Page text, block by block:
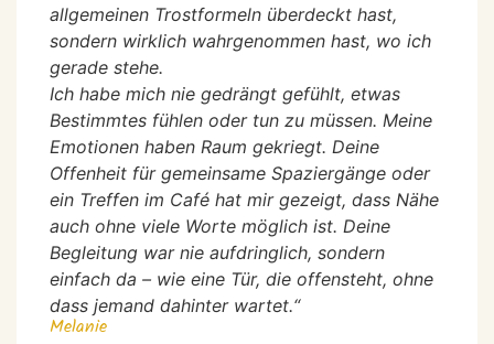
allgemeinen Trostformeln überdeckt hast,
sondern wirklich wahrgenommen hast, wo ich
gerade stehe.
Ich habe mich nie gedrängt gefühlt, etwas
Bestimmtes fühlen oder tun zu müssen. Meine
Emotionen haben Raum gekriegt. Deine
Offenheit für gemeinsame Spaziergänge oder
ein Treffen im Café hat mir gezeigt, dass Nähe
auch ohne viele Worte möglich ist. Deine
Begleitung war nie aufdringlich, sondern
einfach da – wie eine Tür, die offensteht, ohne
dass jemand dahinter wartet.“
Melanie